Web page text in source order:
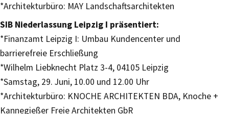
*Architekturbüro: MAY Landschaftsarchitekten
SIB Niederlassung Leipzig I präsentiert:
*Finanzamt Leipzig I: Umbau Kundencenter und
barrierefreie Erschließung
*Wilhelm Liebknecht Platz 3-4, 04105 Leipzig
*Samstag, 29. Juni, 10.00 und 12.00 Uhr
*Architekturbüro: KNOCHE ARCHITEKTEN BDA, Knoche +
Kannegießer Freie Architekten GbR